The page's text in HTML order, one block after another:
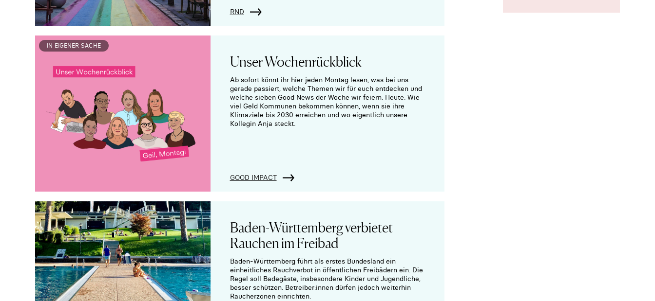
RND
IN EIGENER SACHE
Unser Wochenrückblick
Ab sofort könnt ihr hier jeden Montag lesen, was bei uns
gerade passiert, welche Themen wir für euch entdecken und
welche sieben Good News der Woche wir feiern. Heute: Wie
viel Geld Kommunen bekommen können, wenn sie ihre
Klimaziele bis 2030 erreichen und wo eigentlich unsere
Kollegin Anja steckt.
GOOD IMPACT
Baden-Württemberg verbietet
Rauchen im Freibad
Baden-Württemberg führt als erstes Bundesland ein
einheitliches Rauchverbot in öffentlichen Freibädern ein. Die
Regel soll Badegäste, insbesondere Kinder und Jugendliche,
besser schützen. Betreiber:innen dürfen jedoch weiterhin
Raucherzonen einrichten.